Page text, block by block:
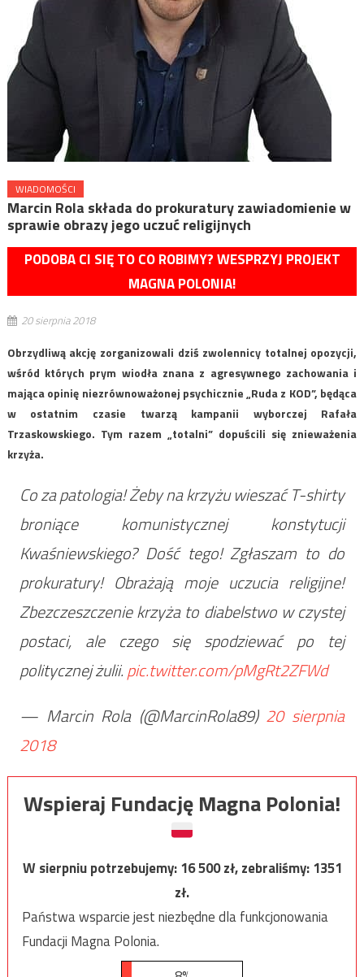
WIADOMOŚCI
Marcin Rola składa do prokuratury zawiadomienie w
sprawie obrazy jego uczuć religijnych
PODOBA CI SIĘ TO CO ROBIMY? WESPRZYJ PROJEKT
MAGNA POLONIA!
20 sierpnia 2018
Obrzydliwą akcję zorganizowali dziś zwolennicy totalnej opozycji,
wśród których prym wiodła znana z agresywnego zachowania i
mająca opinię niezrównoważonej psychicznie „Ruda z KOD”, będąca
w ostatnim czasie twarzą kampanii wyborczej Rafała
Trzaskowskiego. Tym razem „totalni” dopuścili się znieważenia
krzyża.
Co za patologia! Żeby na krzyżu wieszać T-shirty
broniące komunistycznej konstytucji
Kwaśniewskiego? Dość tego! Zgłaszam to do
prokuratury! Obrażają moje uczucia religijne!
Zbezczeszczenie krzyża to diabelstwo w czystej
postaci, ale czego się spodziewać po tej
politycznej żulii.pic.twitter.com/pMgRt2ZFWd
— Marcin Rola (@MarcinRola89) 20 sierpnia
2018
Wspieraj Fundację Magna Polonia!
W sierpniu potrzebujemy:16 500zł, zebraliśmy:1351
zł.
Państwa wsparcie jest niezbędne dla funkcjonowania
Fundacji Magna Polonia.